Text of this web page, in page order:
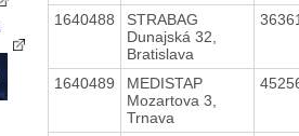
1640488
STRABAG
Dunajská 32,
Bratislava
1640489
MEDISTAP
Mozartova 3,
Trnava